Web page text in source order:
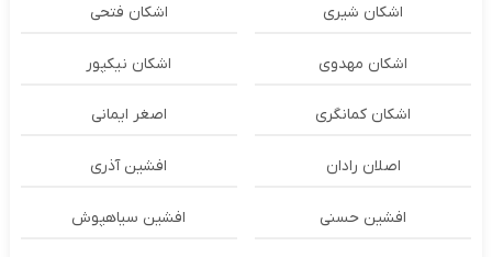
اشکان شیری اشکان فتحی
اشکان مهدوی اشکان نیکپور
اشکان‌ کمانگری اصغر ایمانی
اصلان رادان افشین آذری
افشین حسنی افشین سیاهپوش